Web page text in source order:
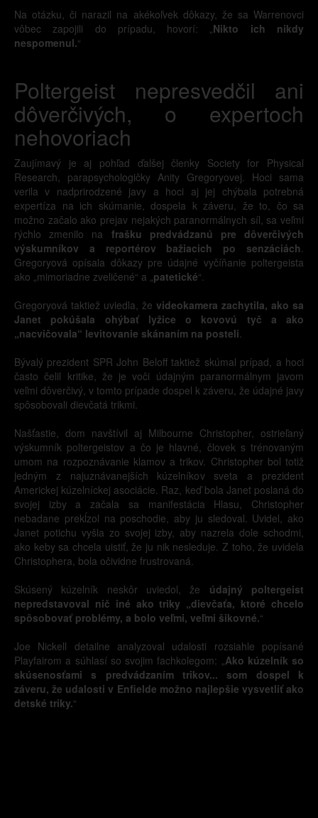
Na otázku, či narazil na akékoľvek dôkazy, že sa Warrenovci
vôbec zapojili do prípadu, hovorí: „Nikto ich nikdy
nespomenul.“
Poltergeist nepresvedčil ani
dôverčivých, o expertoch
nehovoriach
Zaujímavý je aj pohľad ďalšej členky Society for Physical
Research, parapsychologičky Anity Gregoryovej. Hoci sama
verila v nadprirodzené javy a hoci aj jej chýbala potrebná
expertíza na ich skúmanie, dospela k záveru, že to, čo sa
možno začalo ako prejav nejakých paranormálnych síl, sa veľmi
rýchlo zmenilo na frašku predvádzanú pre dôverčivých
výskumníkov a reportérov bažiacich po senzáciách.
Gregoryová opísala dôkazy pre údajné vyčíňanie poltergeista
ako „mimoriadne zveličené“ a „patetické“.
Gregoryová taktiež uviedla, že videokamera zachytila, ako sa
Janet pokúšala ohýbať lyžice o kovovú tyč a ako
„nacvičovala“ levitovanie skánaním na posteli.
Bývalý prezident SPR John Beloff taktiež skúmal prípad, a hoci
často čelil kritike, že je voči údajným paranormálnym javom
veľmi dôverčivý, v tomto prípade dospel k záveru, že údajné javy
spôsobovali dievčatá trikmi.
Našťastie, dom navštívil aj Milbourne Christopher, ostrieľaný
výskumník poltergeistov a čo je hlavné, človek s trénovaným
umom na rozpoznávanie klamov a trikov. Christopher bol totiž
jedným z najuznávanejších kúzelníkov sveta a prezident
Americkej kúzelníckej asociácie. Raz, keď bola Janet poslaná do
svojej izby a začala sa manifestácia Hlasu, Christopher
nebadane prekĺzol na poschodie, aby ju sledoval. Uvidel, ako
Janet potichu vyšla zo svojej izby, aby nazrela dole schodmi,
ako keby sa chcela uistiť, že ju nik nesleduje. Z toho, že uvidela
Christophera, bola očividne frustrovaná.
Skúsený kúzelník neskôr uviedol, že údajný poltergeist
nepredstavoval nič iné ako triky „dievčaťa, ktoré chcelo
spôsobovať problémy, a bolo veľmi, veľmi šikovné.“
Joe Nickell detailne analyzoval udalosti rozsiahle popísané
Playfairom a súhlasí so svojim fachkolegom: „Ako kúzelník so
skúsenosťami s predvádzaním trikov... som dospel k
záveru, že udalosti v Enfielde možno najlepšie vysvetliť ako
detské triky.“